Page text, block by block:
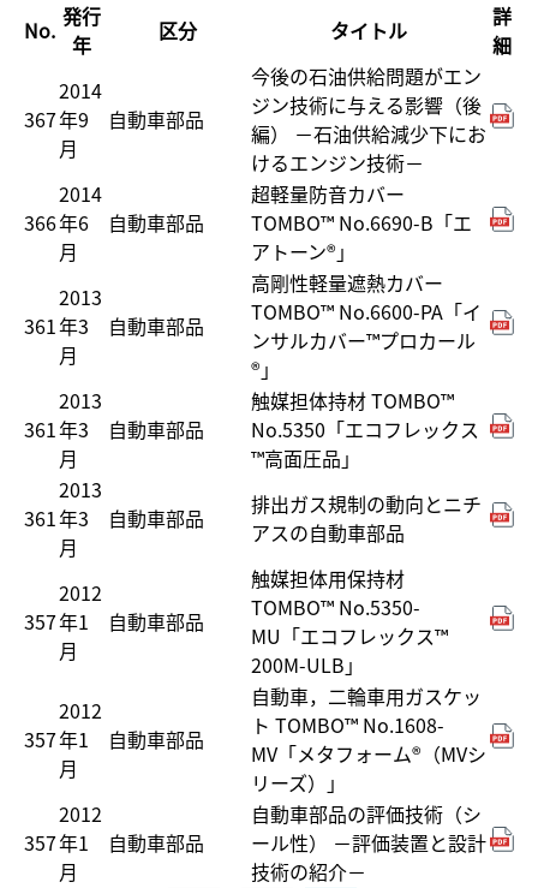
No. 発行
年
区分 タイトル
詳
細
367
2014
年9
月
自動車部品
今後の石油供給問題がエン
ジン技術に与える影響（後
編） －石油供給減少下にお
けるエンジン技術－
366
2014
年6
月
自動車部品
超軽量防音カバー
TOMBO™ No.6690-B「エ
アトーン®」
361
2013
年3
月
自動車部品
高剛性軽量遮熱カバー
TOMBO™ No.6600-PA「イ
ンサルカバー™プロカール
®」
361
2013
年3
月
自動車部品
触媒担体持材 TOMBO™
No.5350「エコフレックス
™高面圧品」
361
2013
年3
月
自動車部品
排出ガス規制の動向とニチ
アスの自動車部品
357
2012
年1
月
自動車部品
触媒担体用保持材
TOMBO™ No.5350-
MU「エコフレックス™
200M-ULB」
357
2012
年1
月
自動車部品
自動車，二輪車用ガスケッ
ト TOMBO™ No.1608-
MV「メタフォーム®（MVシ
リーズ）」
357
2012
年1
月
自動車部品
自動車部品の評価技術（シ
ール性） －評価装置と設計
技術の紹介－